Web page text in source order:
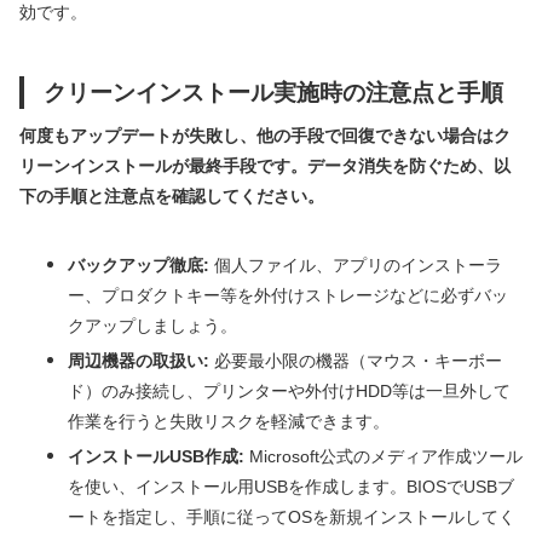
効です。
クリーンインストール実施時の注意点と手順
何度もアップデートが失敗し、他の手段で回復できない場合はク
リーンインストールが最終手段です。データ消失を防ぐため、以
下の手順と注意点を確認してください。
バックアップ徹底: 個人ファイル、アプリのインストーラ
ー、プロダクトキー等を外付けストレージなどに必ずバッ
クアップしましょう。
周辺機器の取扱い: 必要最小限の機器（マウス・キーボー
ド）のみ接続し、プリンターや外付けHDD等は一旦外して
作業を行うと失敗リスクを軽減できます。
インストールUSB作成: Microsoft公式のメディア作成ツール
を使い、インストール用USBを作成します。BIOSでUSBブ
ートを指定し、手順に従ってOSを新規インストールしてく